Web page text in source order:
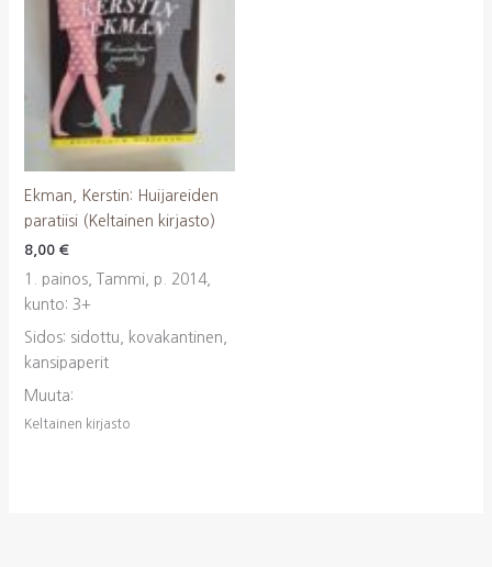
Ekman, Kerstin: Huijareiden
paratiisi (Keltainen kirjasto)
8,00 €
1. painos, Tammi, p. 2014,
kunto: 3+
Sidos: sidottu, kovakantinen,
kansipaperit
Muuta:
Keltainen kirjasto